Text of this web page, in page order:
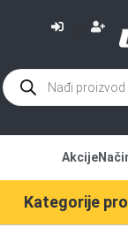
Kategorije
Akcije